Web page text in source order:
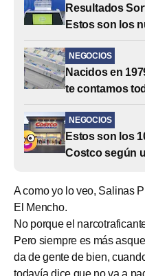
Resultados
Estos son los
NEGOCIOS
Nacidos en
te contamos
NEGOCIOS
Estos son los
Costco según
A como yo lo veo, Salinas
El Mencho.
No porque el
Pero siempre es más
da de gente de bien,
todavía dice que no va a